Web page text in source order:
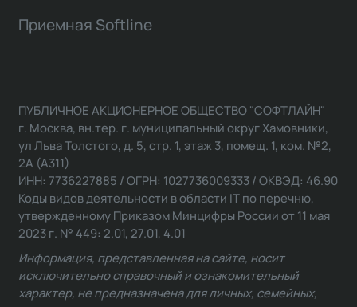
Приемная Softline
ПУБЛИЧНОЕ АКЦИОНЕРНОЕ ОБЩЕСТВО "СОФТЛАЙН"
г. Москва, вн.тер. г. муниципальный округ Хамовники,
ул Льва Толстого, д. 5, стр. 1, этаж 3, помещ. 1, ком. №2,
2А (А311)
ИНН: 7736227885 / ОГРН: 1027736009333 / ОКВЭД: 46.90
Коды видов деятельности в области IT по перечню,
утвержденному Приказом Минцифры России от 11 мая
2023 г. № 449: 2.01, 27.01, 4.01
Информация, представленная на сайте, носит
исключительно справочный и ознакомительный
характер, не предназначена для личных, семейных,